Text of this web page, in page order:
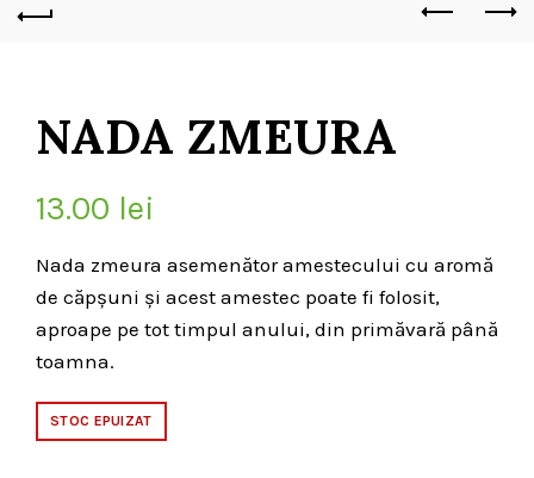
NADA ZMEURA
13.00 lei
Nada zmeura asemenător amestecului cu aromă
de căpșuni și acest amestec poate fi folosit,
aproape pe tot timpul anului, din primăvară până
toamna.
STOC EPUIZAT